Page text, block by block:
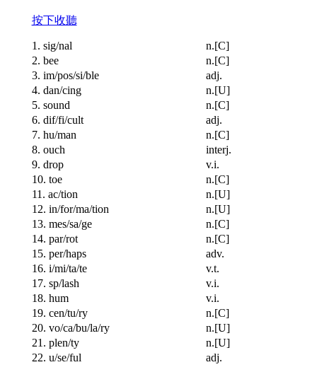
按下收聽
1. sig/nal
n.[C]
2. bee
n.[C]
3. im/pos/si/ble
adj.
4. dan/cing
n.[U]
5. sound
n.[C]
6. dif/fi/cult
adj.
7. hu/man
n.[C]
8. ouch
interj.
9. drop
v.i.
10. toe
n.[C]
11. ac/tion
n.[U]
12. in/for/ma/tion
n.[U]
13. mes/sa/ge
n.[C]
14. par/rot
n.[C]
15. per/haps
adv.
16. i/mi/ta/te
v.t.
17. sp/lash
v.i.
18. hum
v.i.
19. cen/tu/ry
n.[C]
20. vo/ca/bu/la/ry
n.[U]
21. plen/ty
n.[U]
22. u/se/ful
adj.